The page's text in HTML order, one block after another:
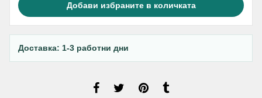
Добави избраните в количката
Доставка: 1-3 работни дни